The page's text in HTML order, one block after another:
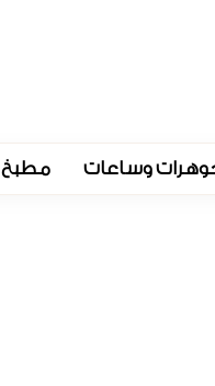
وساعات مطبخ